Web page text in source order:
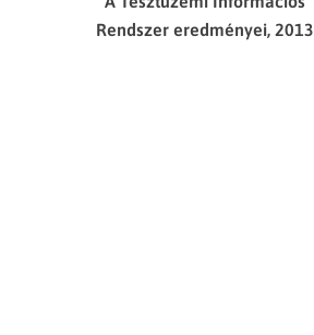
Rendszer eredményei, 2013